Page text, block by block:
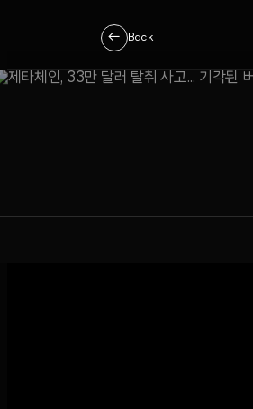
← Back